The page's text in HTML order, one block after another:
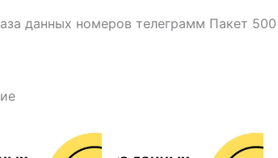
данных номеров телеграмм Пакет